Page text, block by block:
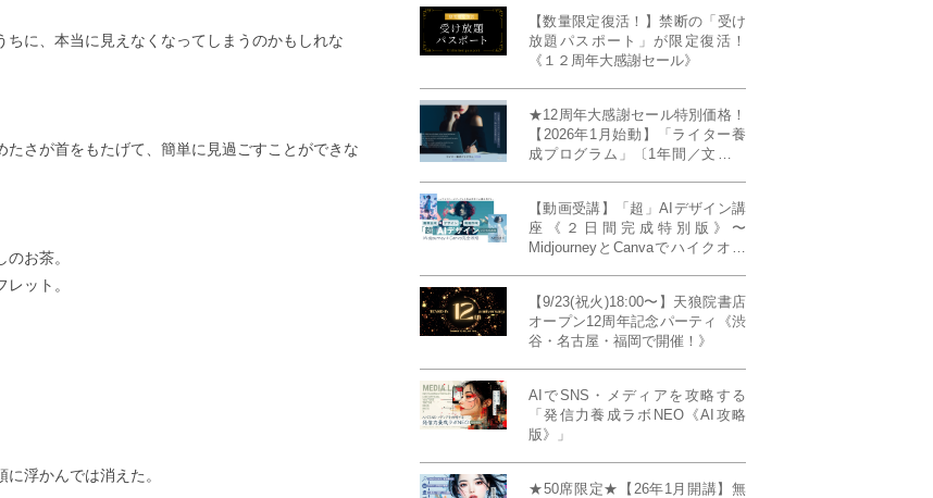
に、本当に見えなくなってしまうのかもしれな
さが首をもたげて、簡単に見過ごすことができな
お茶。
ット。
浮かんでは消えた。
【数量限定復活！】禁断の「受け
放題パスポート」が限定復活！
《１２周年大感謝セール》
★12周年大感謝セール特別価格！
【2026年1月始動】「ライター養
成プログラム」〔1年間／文章講
ー”へ、全国どこからでも。〜《全
店舗リアルタイム参加OK／録画
視聴対応／限定4席》
【動画受講】「超」AIデザイン講
座《２日間完成特別版》〜
MidjourneyとCanvaでハイクオリ
【9/23(祝火)18:00〜】天狼院書店
オープン12周年記念パーティ《渋
谷・名古屋・福岡で開催！》
AIでSNS・メディアを攻略する
「発信力養成ラボNEO《AI攻略
版》」
★50席限定★【26年1月開講】無